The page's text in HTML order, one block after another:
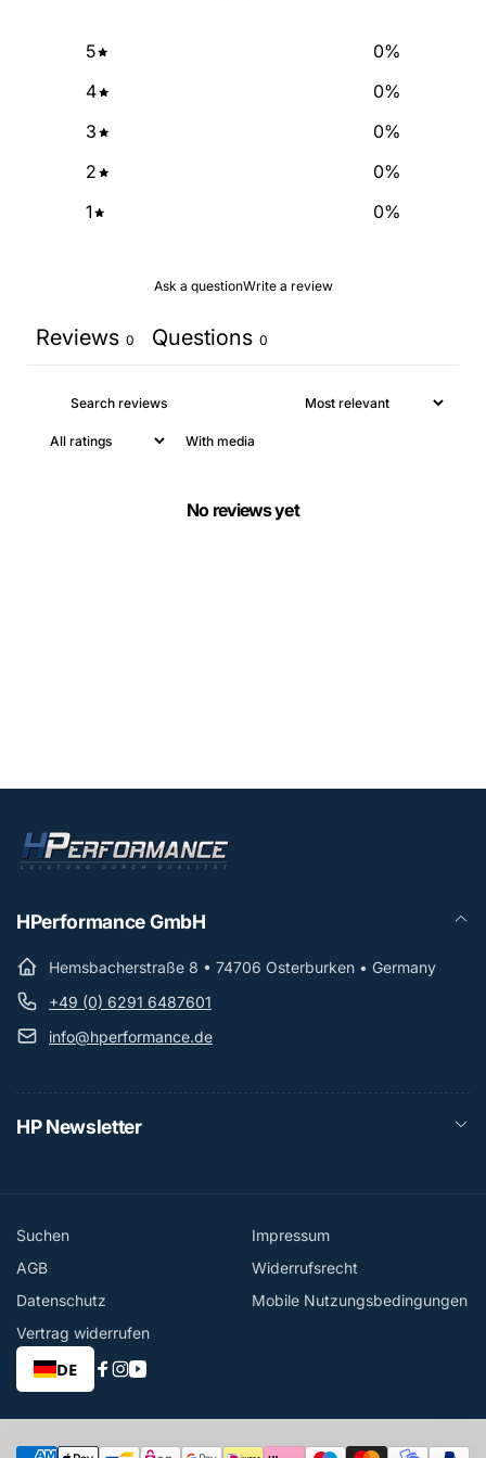
5 0%
4
0%
3
0%
2
0%
1
0%
Ask a questionWrite a review
Reviews 0 Questions 0
With media
No reviews yet
HPerformance GmbH
Hemsbacherstraße 8 • 74706 Osterburken • Germany
+49 (0) 6291 6487601
info@hperformance.de
HP Newsletter
Suchen
Impressum
AGB
Widerrufsrecht
Datenschutz
Mobile Nutzungsbedingungen
Vertrag widerrufen
DE
Facebook
Instagram
YouTube